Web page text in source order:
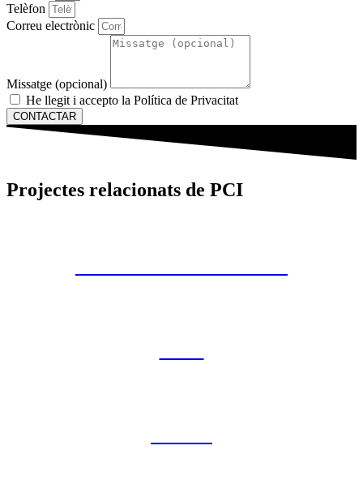
Telèfon
Correu electrònic
Missatge (opcional)
He llegit i accepto la Política de Privacitat
CONTACTAR
Projectes relacionats de PCI